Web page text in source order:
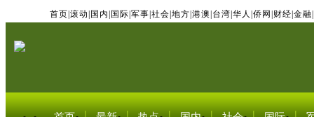
首页 滚动 国内 国际 军事 社会 地方 港澳 台湾 华人 侨网 财经 金融